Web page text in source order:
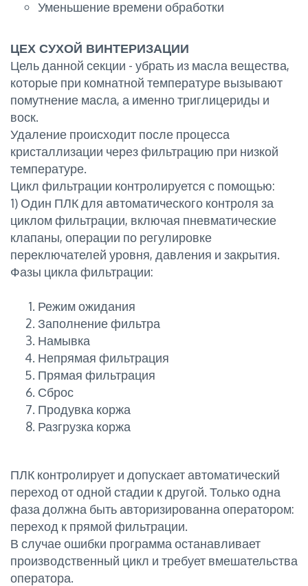
Уменьшение времени обработки
ЦЕХ СУХОЙ ВИНТЕРИЗАЦИИ
Цель данной секции - убрать из масла вещества,
которые при комнатной температуре вызывают
помутнение масла, а именно триглицериды и
воск.
Удаление происходит после процесса
кристаллизации через фильтрацию при низкой
температуре.
Цикл фильтрации контролируется с помощью:
1) Один ПЛК для автоматического контроля за
циклом фильтрации, включая пневматические
клапаны, операции по регулировке
переключателей уровня, давления и закрытия.
Фазы цикла фильтрации:
Режим ожидания
Заполнение фильтра
Намывка
Непрямая фильтрация
Прямая фильтрация
Сброс
Продувка коржа
Разгрузка коржа
ПЛК контролирует и допускает автоматический
переход от одной стадии к другой. Только одна
фаза должна быть авторизированна оператором:
переход к прямой фильтрации.
В случае ошибки программа останавливает
производственный цикл и требует вмешательства
оператора.